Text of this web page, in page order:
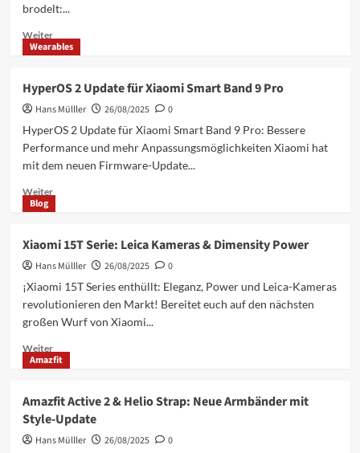
brodelt:...
WeiterMehr
Informationen
3
Beta:
Xiaomi
&
Redmi
ab
August!
Wearables
HyperOS 2 Update für Xiaomi Smart Band 9 Pro
Hans Mülller 26/08/2025
0
HyperOS 2 Update für Xiaomi Smart Band 9 Pro: Bessere
Performance und mehr Anpassungsmöglichkeiten Xiaomi hat
mit dem neuen Firmware-Update...
WeiterMehr
2
Update
für
Smart
Band
Pro
Blog
Xiaomi 15T Serie: Leica Kameras & Dimensity Power
Hans Mülller 26/08/2025
0
¡Xiaomi 15T Series enthüllt: Eleganz, Power und Leica-Kameras
revolutionieren den Markt! Bereitet euch auf den nächsten
großen Wurf von Xiaomi...
WeiterMehr
Informationen
15T
Serie:
Leica
Amazfit
Amazfit Active 2 & Helio Strap: Neue Armbänder mit
Style-Update
Hans Mülller 26/08/2025
0